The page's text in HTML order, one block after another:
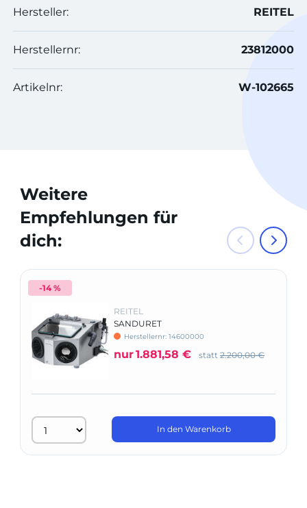
Hersteller: REITEL
Herstellernr: 23812000
Artikelnr: W-102665
Weitere
Empfehlungen für
dich:
-14 %
REITEL
SANDURET
Herstellernr: 14600000
nur1.881,58 € statt 2.200,00 €
In den Warenkorb